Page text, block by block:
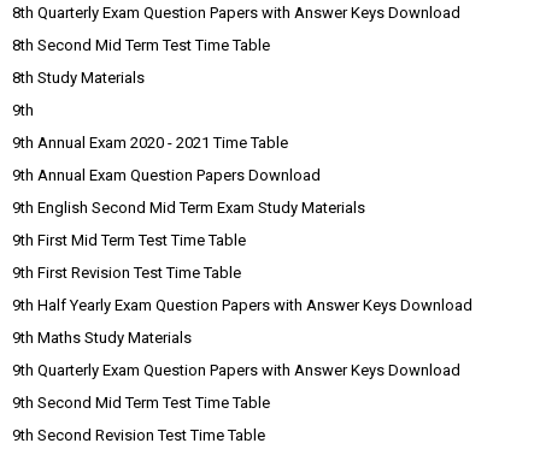
8th Quarterly Exam Question Papers with Answer Keys Download
8th Second Mid Term Test Time Table
8th Study Materials
9th
9th Annual Exam 2020 - 2021 Time Table
9th Annual Exam Question Papers Download
9th English Second Mid Term Exam Study Materials
9th First Mid Term Test Time Table
9th First Revision Test Time Table
9th Half Yearly Exam Question Papers with Answer Keys Download
9th Maths Study Materials
9th Quarterly Exam Question Papers with Answer Keys Download
9th Second Mid Term Test Time Table
9th Second Revision Test Time Table